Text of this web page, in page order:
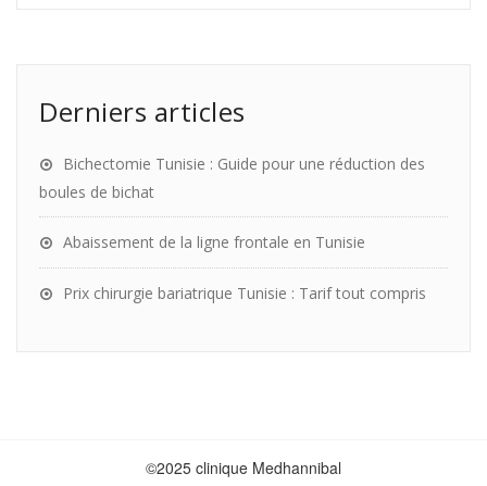
Derniers articles
Bichectomie Tunisie : Guide pour une réduction des
boules de bichat
Abaissement de la ligne frontale en Tunisie
Prix chirurgie bariatrique Tunisie : Tarif tout compris
©2025 clinique Medhannibal